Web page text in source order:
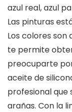
azul real, azul
Las pinturas
Los colores son
te permite
preocuparte
aceite de
profesional que
arañas. Con la